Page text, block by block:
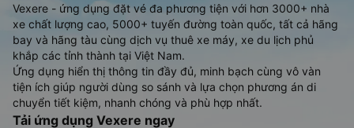
Vexere - ứng dụng đặt vé đa phương tiện với hơn 3000+ nhà
xe chất lượng cao, 5000+ tuyến đường toàn quốc, tất cả hãng
bay và hãng tàu cùng dịch vụ thuê xe máy, xe du lịch phủ
khắp các tỉnh thành tại Việt Nam.
Ứng dụng hiển thị thông tin đầy đủ, minh bạch cùng vô vàn
tiện ích giúp người dùng so sánh và lựa chọn phương án di
chuyển tiết kiệm, nhanh chóng và phù hợp nhất.
Tải ứng dụng Vexere ngay